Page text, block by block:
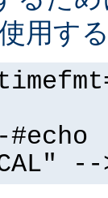
用す
--